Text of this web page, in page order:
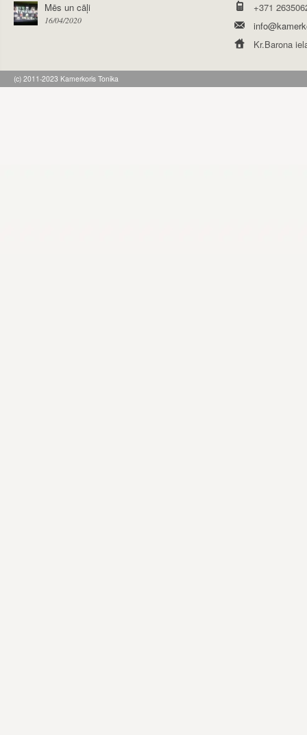
Mēs un cāļi
16/04/2020
+371
Kr.Barona
(c) 2011-2023 Kamerkoris Tonika